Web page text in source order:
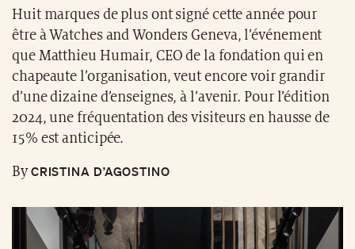
d’une dizaine d’enseignes, à l’avenir. Pour l’édition
2024, une fréquentation des visiteurs en hausse de
15% est anticipée.
CRISTINA D’AGOSTINO